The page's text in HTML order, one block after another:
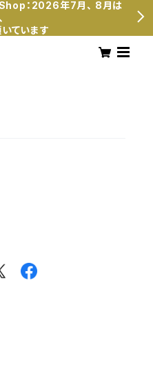
：2026年7月、 8月は
ています